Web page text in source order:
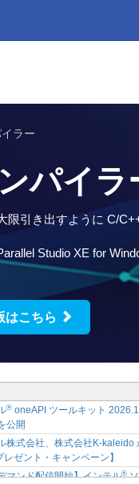
ラー
パイラ
限引き出すように C/
Studio XE for
はこちら
® oneAPI ツールキット
公開
株式会社、株式会社K-kaleido
レゼント・キャンペーン】
マンド配信開始】インテル®ソ